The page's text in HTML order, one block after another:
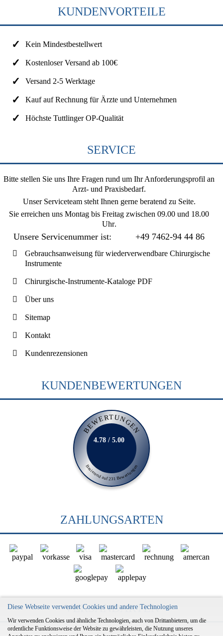
KUNDENVORTEILE
Kein Mindestbestellwert
Kostenloser Versand ab 100€
Versand 2-5 Werktage
Kauf auf Rechnung für Ärzte und Unternehmen
Höchste Tuttlinger OP-Qualität
SERVICE
Bitte stellen Sie uns Ihre Fragen rund um Ihr Anforderungsprofil an
Arzt- und Praxisbedarf.
Unser Serviceteam steht Ihnen gerne beratend zu Seite.
Sie erreichen uns Montag bis Freitag zwischen 09.00 und 18.00
Uhr.
Unsere Servicenummer ist: +49 7462-94 44 86
Gebrauchsanweisung für wiederverwendbare Chirurgische
Instrumente
Chirurgische-Instrumente-Kataloge PDF
Über uns
Sitemap
Kontakt
Kundenrezensionen
KUNDENBEWERTUNGEN
BEWERTUNGEN
Basierend auf 231 Bewertungen
4.78 / 5.00
ZAHLUNGSARTEN
VERSANDARTEN
Diese Webseite verwendet Cookies und andere Technologien
Wir verwenden Cookies und ähnliche Technologien, auch von Drittanbietern, um die
ordentliche Funktionsweise der Website zu gewährleisten, die Nutzung unseres